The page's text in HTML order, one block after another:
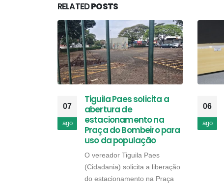
RELATEDPOSTS
07
ago
Tiguila Paes solicita a
abertura de
estacionamento na
Praça do Bombeiro para
uso da população
O vereador Tiguila Paes
(Cidadania) solicita a liberação
do estacionamento na Praça
06
ago